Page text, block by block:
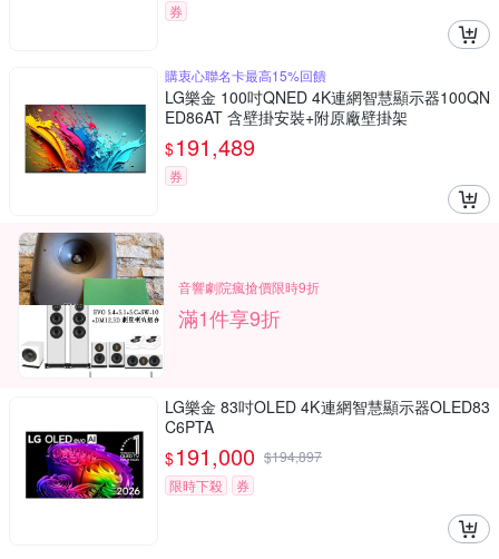
券
購衷心聯名卡最高15%回饋
LG樂金 100吋QNED 4K連網智慧顯示器100QN
ED86AT 含壁掛安裝+附原廠壁掛架
$191,489
券
音響劇院瘋搶價限時9折
滿1件享9折
LG樂金 83吋OLED 4K連網智慧顯示器OLED83
C6PTA
$191,000 $194,897
限時下殺
券